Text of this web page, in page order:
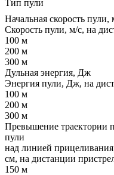
Тип пули
Начальная скорость пули,
Скорость пули, м/с, на
100 м
200 м
300 м
Дульная энергия, Дж
Энергия пули, Дж, на
100 м
200 м
300 м
Превышение траектории
пули
над линией
см, на дистанции
150 м